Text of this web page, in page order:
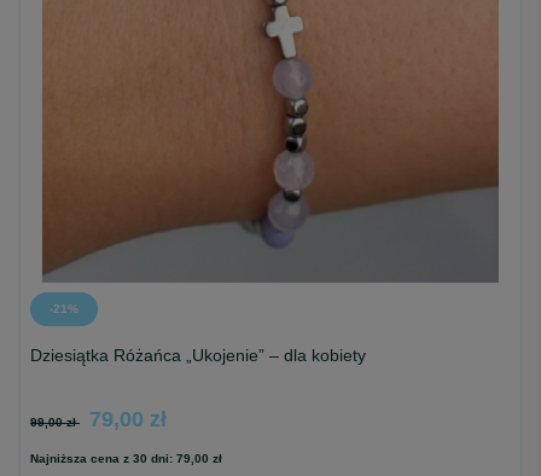
-21%
Dziesiątka Różańca „Ukojenie” – dla kobiety
99,00 zł 79,00 zł
Najniższa cena z 30 dni: 79,00 zł